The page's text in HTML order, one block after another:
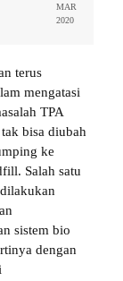
MAR
2020
terus
mengatasi
TPA
bisa diubah
ke
Salah satu
sistem bio
dengan